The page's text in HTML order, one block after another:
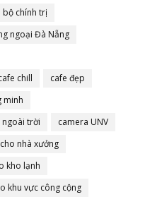
bộ chính trị
ngoại Đà Nẵng
chill
cafe đẹp
minh
ngoài trời
camera UNV
nhà xưởng
kho lạnh
khu vực công cộng